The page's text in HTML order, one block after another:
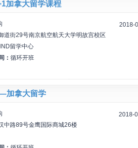
加拿大留学课程
道街29号南京航空航天大学明故宫校区
留学中心
： 循环开班
2018-
加拿大留学
中路89号金鹰国际商城26楼
2018-